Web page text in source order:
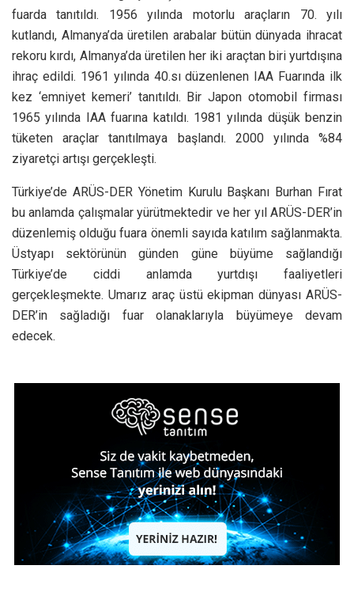
fuarda tanıtıldı. 1956 yılında motorlu araçların 70. yılı
kutlandı, Almanya’da üretilen arabalar bütün dünyada ihracat
rekoru kırdı, Almanya’da üretilen her iki araçtan biri yurtdışına
ihraç edildi. 1961 yılında 40.sı düzenlenen IAA Fuarında ilk
kez ‘emniyet kemeri’ tanıtıldı. Bir Japon otomobil firması
1965 yılında IAA fuarına katıldı. 1981 yılında düşük benzin
tüketen araçlar tanıtılmaya başlandı. 2000 yılında %84
ziyaretçi artışı gerçekleşti.
Türkiye’de ARÜS-DER Yönetim Kurulu Başkanı Burhan Fırat
bu anlamda çalışmalar yürütmektedir ve her yıl ARÜS-DER’in
düzenlemiş olduğu fuara önemli sayıda katılım sağlanmakta.
Üstyapı sektörünün günden güne büyüme sağlandığı
Türkiye’de ciddi anlamda yurtdışı faaliyetleri
gerçekleşmekte. Umarız araç üstü ekipman dünyası ARÜS-
DER’in sağladığı fuar olanaklarıyla büyümeye devam
edecek.